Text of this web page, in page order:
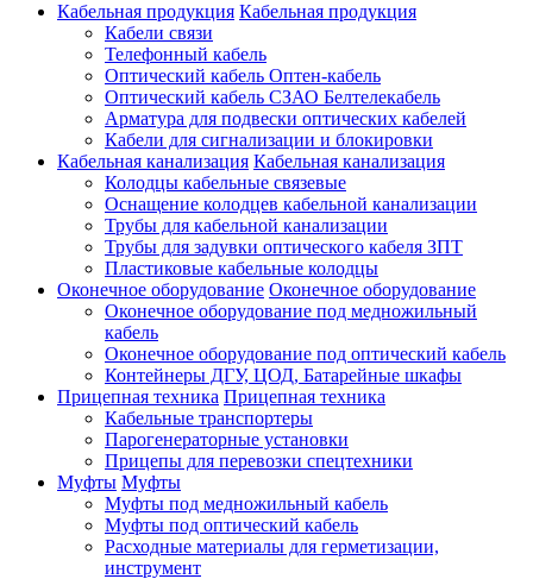
Кабельная продукция Кабельная продукция
Кабели связи
Телефонный кабель
Оптический кабель Оптен-кабель
Оптический кабель СЗАО Белтелекабель
Арматура для подвески оптических кабелей
Кабели для сигнализации и блокировки
Кабельная канализация Кабельная канализация
Колодцы кабельные связевые
Оснащение колодцев кабельной канализации
Трубы для кабельной канализации
Трубы для задувки оптического кабеля ЗПТ
Пластиковые кабельные колодцы
Оконечное оборудование Оконечное оборудование
Оконечное оборудование под медножильный
кабель
Оконечное оборудование под оптический кабель
Контейнеры ДГУ, ЦОД, Батарейные шкафы
Прицепная техника Прицепная техника
Кабельные транспортеры
Парогенераторные установки
Прицепы для перевозки спецтехники
Муфты Муфты
Муфты под медножильный кабель
Муфты под оптический кабель
Расходные материалы для герметизации,
инструмент